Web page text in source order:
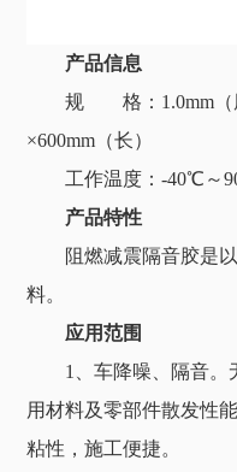
产品信息
规 格：1.0mm（厚
×600mm（长）
工作温度：-40℃～
产品特性
阻燃减震隔音胶是以
料。
应用范围
1、车降噪、隔音。
用材料及零部件散发性
粘性，施工便捷。